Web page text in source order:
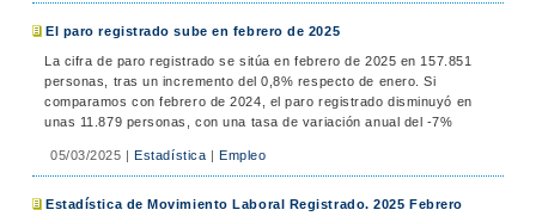
El paro registrado sube en febrero de 2025
La cifra de paro registrado se sitúa en febrero de 2025 en 157.851
personas, tras un incremento del 0,8% respecto de enero. Si
comparamos con febrero de 2024, el paro registrado disminuyó en
unas 11.879 personas, con una tasa de variación anual del -7%
05/03/2025 |Estadística | Empleo
Estadística de Movimiento Laboral Registrado. 2025 Febrero